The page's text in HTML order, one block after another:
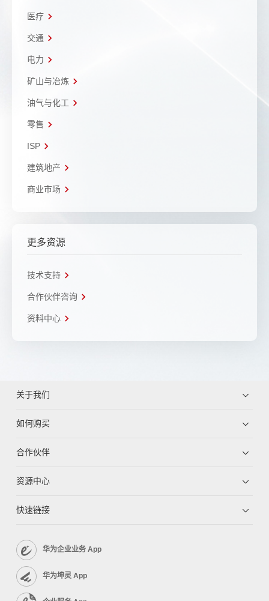
医疗
交通
电力
矿山与冶炼
油气与化工
零售
ISP
建筑地产
商业市场
更多资源
技术支持
合作伙伴咨询
资料中心
关于我们
如何购买
合作伙伴
资源中心
快速链接
华为企业业务 App
华为坤灵 App